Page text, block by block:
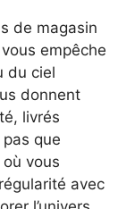
de magasin
empêche
du ciel
donnent
livrés
que
où vous
avec